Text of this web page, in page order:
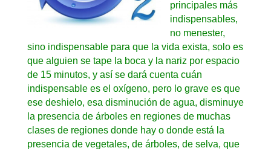
principales más
indispensables,
no menester,
sino indispensable para que la vida exista, solo es
que alguien se tape la boca y la nariz por espacio
de 15 minutos, y así se dará cuenta cuán
indispensable es el oxígeno, pero lo grave es que
ese deshielo, esa disminución de agua, disminuye
la presencia de árboles en regiones de muchas
clases de regiones donde hay o donde está la
presencia de vegetales, de árboles, de selva, que